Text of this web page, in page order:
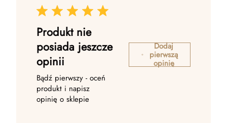
Produkt nie
posiada jeszcze
opinii
Bądź pierwszy - oceń
produkt i napisz
opinię o sklepie
Dodaj
pierwszą
opinię